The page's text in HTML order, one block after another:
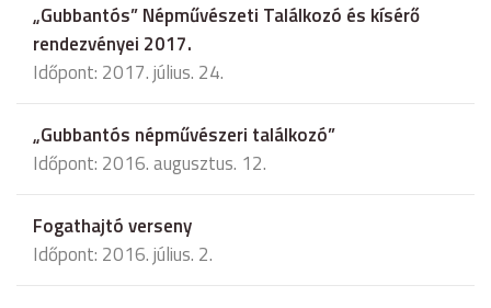
„Gubbantós” Népművészeti Találkozó és kísérő
rendezvényei 2017.
Időpont: 2017. július. 24.
„Gubbantós népművészeri találkozó”
Időpont: 2016. augusztus. 12.
Fogathajtó verseny
Időpont: 2016. július. 2.